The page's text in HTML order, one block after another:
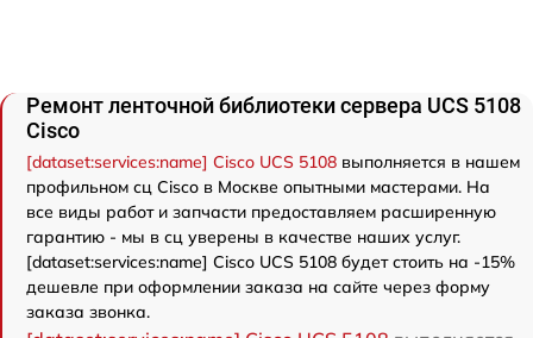
Ремонт ленточной библиотеки сервера UCS 5108
Cisco
[dataset:services:name] Cisco UCS 5108 выполняется в нашем
профильном сц Cisco в Москве опытными мастерами. На
все виды работ и запчасти предоставляем расширенную
гарантию - мы в сц уверены в качестве наших услуг.
[dataset:services:name] Cisco UCS 5108 будет стоить на -15%
дешевле при оформлении заказа на сайте через форму
заказа звонка.